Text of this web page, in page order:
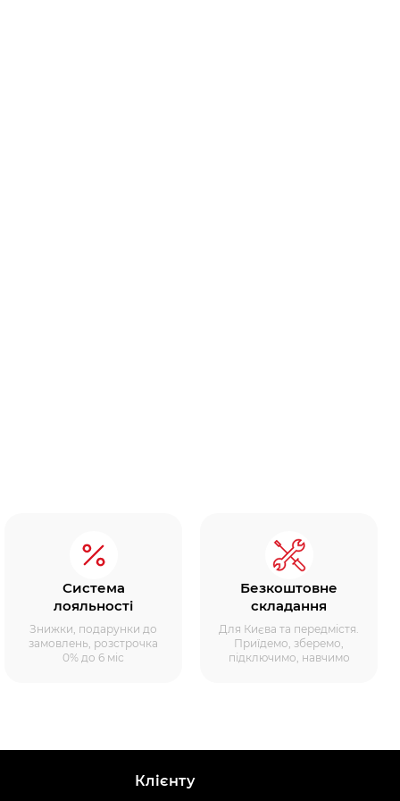
Система
лояльності
Знижки, подарунки до
замовлень, розстрочка
0% до 6 міс
Безкоштовне
складання
Для Києва та передмістя.
Приїдемо, зберемо,
підключимо, навчимо
Клієнту